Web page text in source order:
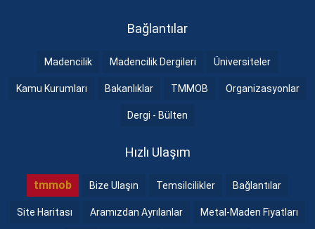
Bağlantılar
Madencilik Madencilik Dergileri Üniversiteler
Kamu Kurumları Bakanlıklar TMMOB Organizasyonlar
Dergi - Bülten
Hızlı Ulaşım
tmmob Bize Ulaşın Temsilcilikler Bağlantılar
Site Haritası Aramızdan Ayrılanlar Metal-Maden Fiyatları